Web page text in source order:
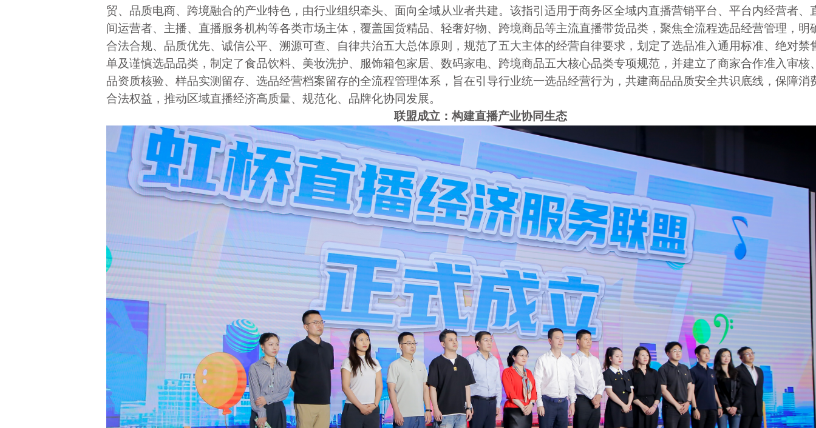
贸、品质电商、跨境融合的产业特色，由行业组织牵头、面向全域从业者共建。该指引适用于商务区全域内直播营销平台、平台内经营者、
间运营者、主播、直播服务机构等各类市场主体，覆盖国货精品、轻奢好物、跨境商品等主流直播带货品类，聚焦全流程选品经营管理，明
合法合规、品质优先、诚信公平、溯源可查、自律共治五大总体原则，规范了五大主体的经营自律要求，划定了选品准入通用标准、绝对禁
单及谨慎选品品类，制定了食品饮料、美妆洗护、服饰箱包家居、数码家电、跨境商品五大核心品类专项规范，并建立了商家合作准入审核
品资质核验、样品实测留存、选品经营档案留存的全流程管理体系，旨在引导行业统一选品经营行为，共建商品品质安全共识底线，保障消
合法权益，推动区域直播经济高质量、规范化、品牌化协同发展。
联盟成立：构建直播产业协同生态